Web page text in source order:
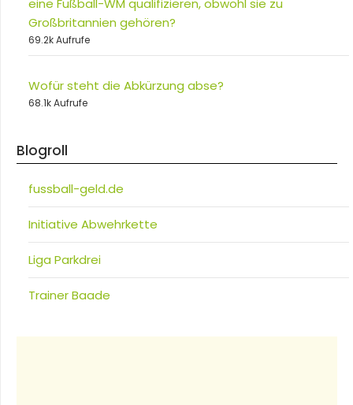
eine Fußball-WM qualifizieren, obwohl sie zu
Großbritannien gehören?
69.2k Aufrufe
Wofür steht die Abkürzung abse?
68.1k Aufrufe
Blogroll
fussball-geld.de
Initiative Abwehrkette
Liga Parkdrei
Trainer Baade